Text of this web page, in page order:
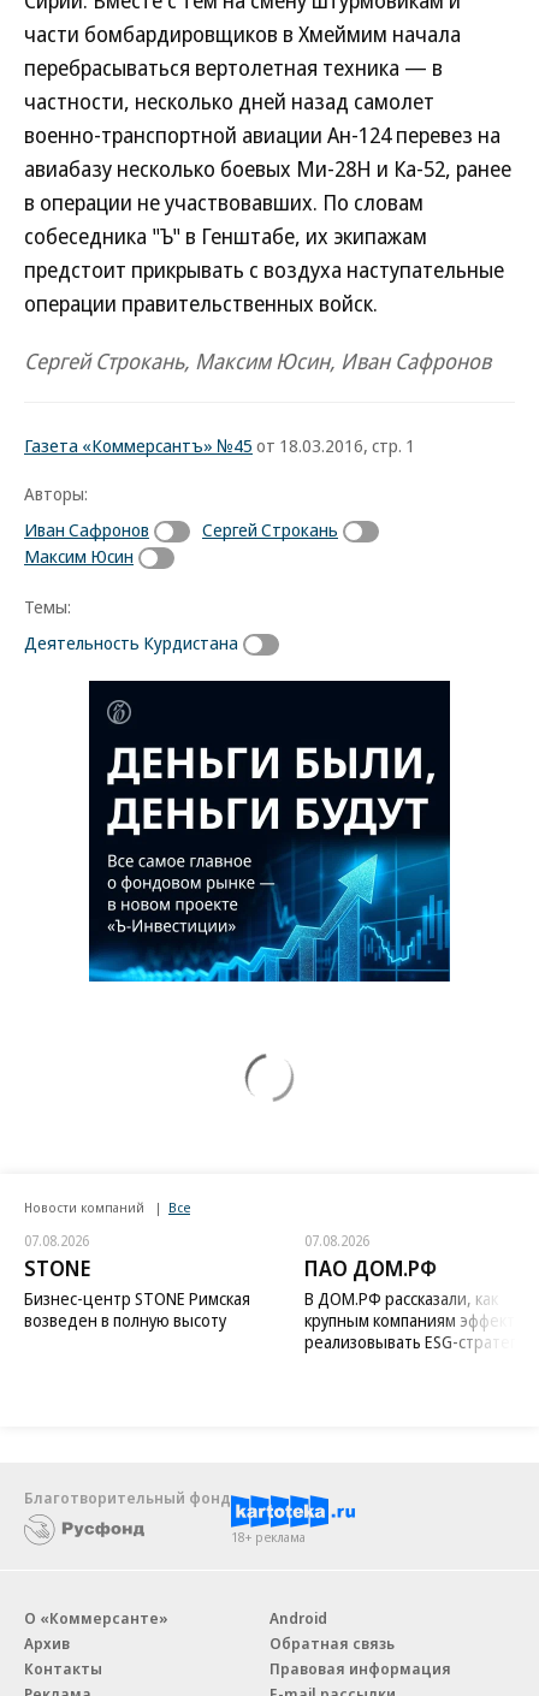
части бомбардировщиков в Хмеймим начала
перебрасываться вертолетная техника — в
частности, несколько дней назад самолет
военно-транспортной авиации Ан-124 перевез на
авиабазу несколько боевых Ми-28Н и Ка-52, ранее
в операции не участвовавших. По словам
собеседника "Ъ" в Генштабе, их экипажам
предстоит прикрывать с воздуха наступательные
операции правительственных войск.
Сергей Строкань, Максим Юсин, Иван Сафронов
Газета «Коммерсантъ» №45 от 18.03.2016, стр. 1
Авторы:
Иван Сафронов
Сергей Строкань
Максим Юсин
Темы:
Деятельность Курдистана
Новости компаний Все
07.08.2026
STONE
Бизнес-центр STONE Римская
возведен в полную высоту
07.08.2026
ПАО ДОМ.РФ
В ДОМ.РФ рассказали, как
крупным компаниям
реализовывать ESG-стратегию
Благотворительный фонд
18+ реклама
О «Коммерсанте»
Архив
Контакты
Android
Обратная связь
Правовая информация